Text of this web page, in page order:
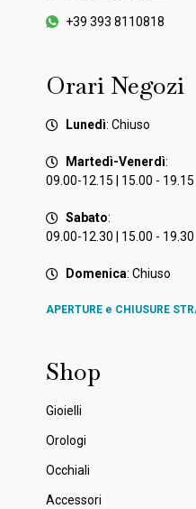
+39 393 8110818
Orari Negozi
Lunedì: Chiuso
Martedì-Venerdì:
09.00-12.15 | 15.00 - 19.15
Sabato:
09.00-12.30 | 15.00 - 19.30
Domenica: Chiuso
APERTURE e CHIUSURE
Shop
Gioielli
Orologi
Occhiali
Accessori